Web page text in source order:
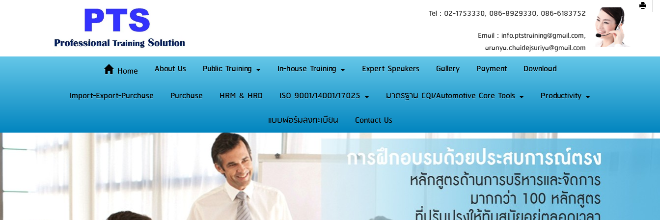
Home About Us Public Training In-house Training Expert Speakers Gallery Payment
Download
Import-Export-Purchase
Purchase HRM & HRD ISO 9001/14001/17025 มาตรฐาน CQI/Automotive Core Tools
Productivity
แบบฟอร์มลงทะเบียน
Contact Us
Tel : 02-1753330, 086-8929330, 086-6183752
Email : info.ptstraining@gmail.com,
aranya.chaidejsuriya@gmail.com